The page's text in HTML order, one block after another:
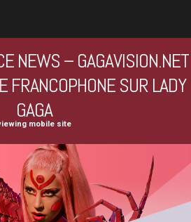
NEWS – GAGAVISION.NET
FRANCOPHONE SUR LADY
GAGA
mobile site